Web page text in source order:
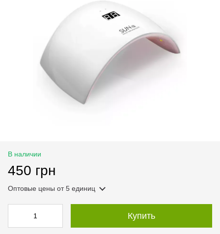
В наличии
450 грн
Оптовые цены от 5 единиц
Купить